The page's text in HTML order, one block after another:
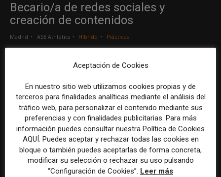
Becario/a de redes sociales y
creación de contenidos
Madrid ASE Athletics Híbrido Prácticas
Creador/a de contenidos
Barcelona Gods Brand Indefinido Tiempo completo
Responsable de marcas y patrocinios
en Watif TV
Presencial Tiempo completo
Aceptación de Cookies
En nuestro sitio web utilizamos cookies propias y de
terceros para finalidades analíticas mediante el análisis del
tráfico web, para personalizar el contenido mediante sus
preferencias y con finalidades publicitarias. Para más
información puedes consultar nuestra Política de Cookies
AQUÍ. Puedes aceptar y rechazar todas las cookies en
bloque o también puedes aceptarlas de forma concreta,
modificar su selección o rechazar su uso pulsando
“Configuración de Cookies”. Leer más